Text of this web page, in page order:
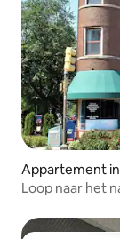
Appartement
Loop naar het